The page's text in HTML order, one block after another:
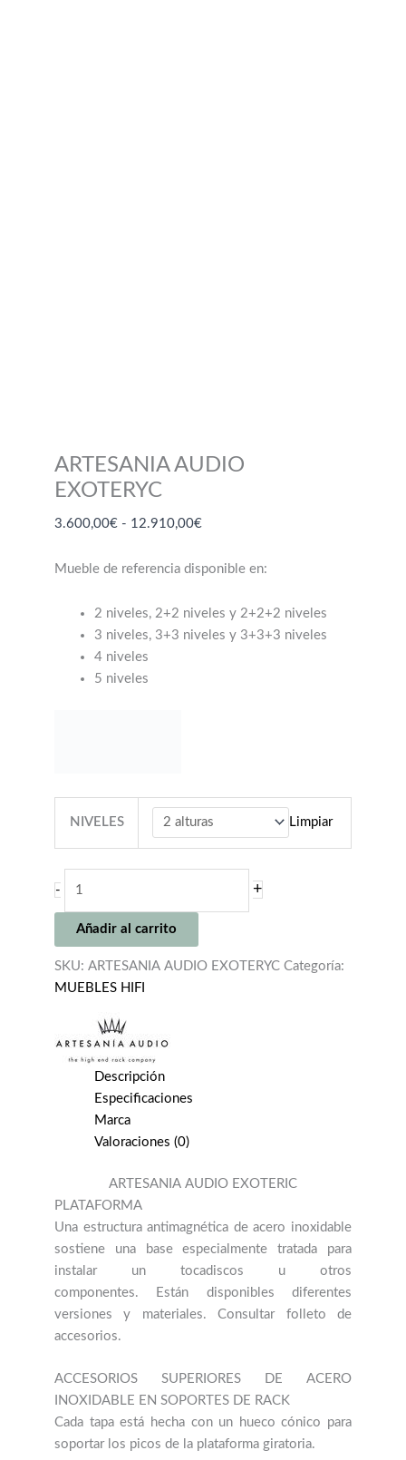
ARTESANIA AUDIO
EXOTERYC
3.600,00€ - 12.910,00€Rango
precios:
3.600,00€
hasta
Mueble de referencia disponible en:
2 niveles, 2+2 niveles y 2+2+2 niveles
3 niveles, 3+3 niveles y 3+3+3 niveles
4 niveles
5 niveles
- +
Añadir al carrito
SKU:ARTESANIA AUDIO EXOTERYC
MUEBLES HIFI
Descripción
Especificaciones
Marca
Valoraciones (0)
ARTESANIA AUDIO EXOTERIC
Una estructura antimagnética de acero inoxidable
sostiene una base especialmente tratada para
instalar un tocadiscos u otros
componentes. Están disponibles diferentes
versiones y materiales. Consultar folleto de
accesorios.
ACCESORIOS SUPERIORES DE ACERO
Cada tapa está hecha con un hueco cónico para
soportar los picos de la plataforma giratoria.
ESTRUCTURA EXTERNA